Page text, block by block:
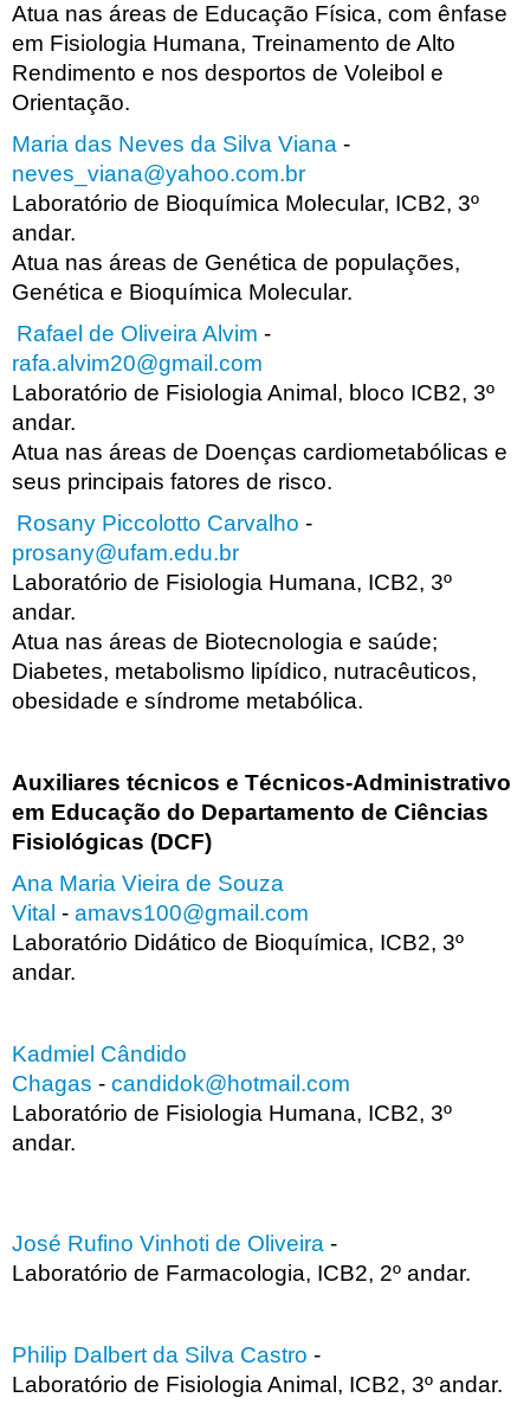
Atua nas áreas de Educação Física, com ênfase
em Fisiologia Humana, Treinamento de Alto
Rendimento e nos desportos de Voleibol e
Orientação.
Maria das Neves da Silva Viana -
neves_viana@yahoo.com.br
Laboratório de Bioquímica Molecular, ICB2, 3º
andar.
Atua nas áreas de Genética de populações,
Genética e Bioquímica Molecular.
Rafael de Oliveira Alvim -
rafa.alvim20@gmail.com
Laboratório de Fisiologia Animal, bloco ICB2, 3º
andar.
Atua nas áreas de Doenças cardiometabólicas e
seus principais fatores de risco.
Rosany Piccolotto Carvalho -
prosany@ufam.edu.br
Laboratório de Fisiologia Humana, ICB2, 3º
andar.
Atua nas áreas de Biotecnologia e saúde;
Diabetes, metabolismo lipídico, nutracêuticos,
obesidade e síndrome metabólica.
Auxiliares técnicos e Técnicos-Administrativo
em Educação do Departamento de Ciências
Fisiológicas (DCF)
Ana Maria Vieira de Souza
Vital - amavs100@gmail.com
Laboratório Didático de Bioquímica, ICB2, 3º
andar.
Kadmiel Cândido
Chagas - candidok@hotmail.com
Laboratório de Fisiologia Humana, ICB2, 3º
andar.
José Rufino Vinhoti de Oliveira -
Laboratório de Farmacologia, ICB2, 2º andar.
Philip Dalbert da Silva Castro -
Laboratório de Fisiologia Animal, ICB2, 3º andar.